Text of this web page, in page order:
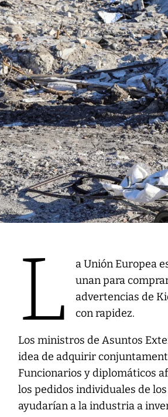
L
a Unión Europea
unan para
advertencias de
con rapidez.
Los ministros de Asuntos
idea de adquirir
Funcionarios y diplomáticos
los pedidos individuales de
ayudarían a la industria a